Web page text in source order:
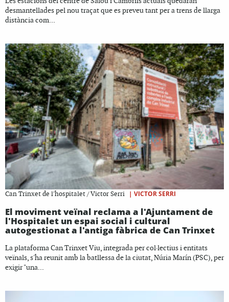
desmantellades pel nou traçat que es preveu tant per a trens de llarga
distància com...
Can Trinxet de l'hospitalet / Victor Serri | VICTOR SERRI
El moviment veïnal reclama a l'Ajuntament de
l'Hospitalet un espai social i cultural
autogestionat a l'antiga fàbrica de Can Trinxet
La plataforma Can Trinxet Viu, integrada per col·lectius i entitats
veïnals, s'ha reunit amb la batllessa de la ciutat, Núria Marín (PSC), per
exigir "una...